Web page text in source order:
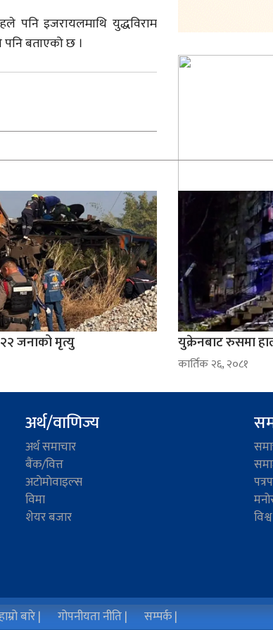
पनि इजरायलमाथि युद्धविराम
बताएको छ ।
जनाको मृत्यु युक्रेनबाट रुसमा
कार्तिक २६, २०८१
अर्थ/वाणिज्य
अर्थ समाचार
बैंक/वित्त
अटाेमाेवाइल्स
विमा
शेयर बजार
विश्व
बारे | गोपनीयता नीति | सम्पर्क |